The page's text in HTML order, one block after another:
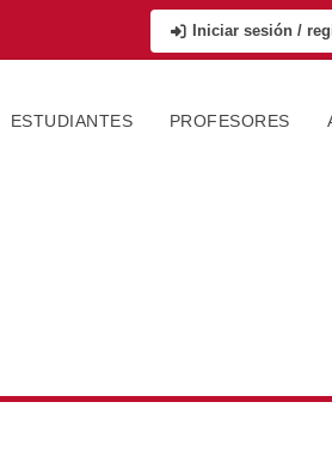
Iniciar sesión /
ESTUDIANTES PROFESORES